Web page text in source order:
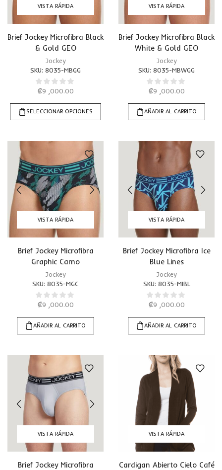
VISTA RÁPIDA
Brief Jockey Microfibra Black
& Gold GEO
Jockey
SKU: 8035-MBGG
₡9 ,000.00
SELECCIONAR OPCIONES
VISTA RÁPIDA
Brief Jockey Microfibra Black
White & Gold GEO
Jockey
SKU: 8035-MBWGG
₡9 ,000.00
AÑADIR AL CARRITO
VISTA RÁPIDA
Brief Jockey Microfibra
Graphic Camo
Jockey
SKU: 8035-MGC
₡9 ,000.00
AÑADIR AL CARRITO
VISTA RÁPIDA
Brief Jockey Microfibra Ice
Blue Lines
Jockey
SKU: 8035-MIBL
₡9 ,000.00
AÑADIR AL CARRITO
VISTA RÁPIDA
Brief Jockey Microfibra
VISTA RÁPIDA
Cardigan Abierto Cielo Café